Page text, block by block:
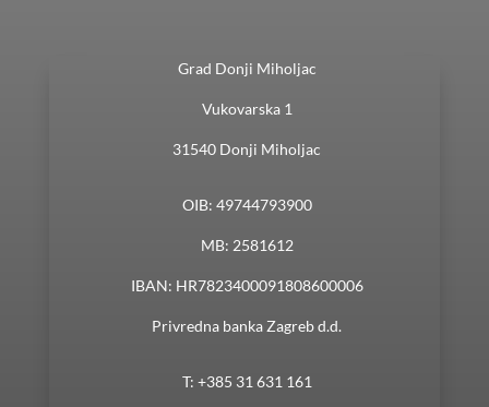
Grad Donji Miholjac
Vukovarska 1
31540 Donji Miholjac
OIB: 49744793900
MB: 2581612
IBAN: HR7823400091808600006
Privredna banka Zagreb d.d.
T: +385 31 631 161